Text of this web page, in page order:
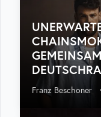
Franz Beschoner